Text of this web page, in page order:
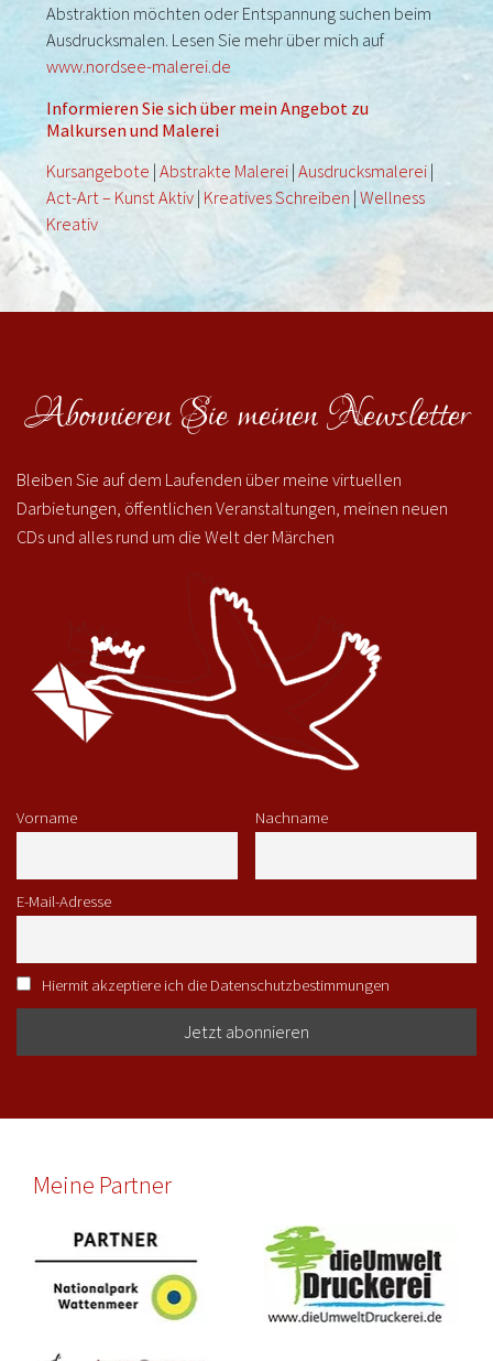
Abstraktion möchten oder Entspannung suchen beim
Ausdrucksmalen. Lesen Sie mehr über mich auf
www.nordsee-malerei.de
Informieren Sie sich über mein Angebot zu
Malkursen und Malerei
Kursangebote |Abstrakte Malerei |Ausdrucksmalerei |
Act-Art – Kunst Aktiv | Kreatives Schreiben |Wellness
Kreativ
Abonnieren Sie meinen Newsletter
Bleiben Sie auf dem Laufenden über meine virtuellen
Darbietungen, öffentlichen Veranstaltungen, meinen neuen
CDs und alles rund um die Welt der Märchen
Vorname Nachname
E-Mail-Adresse
Hiermit akzeptiere ich die Datenschutzbestimmungen
Meine Partner